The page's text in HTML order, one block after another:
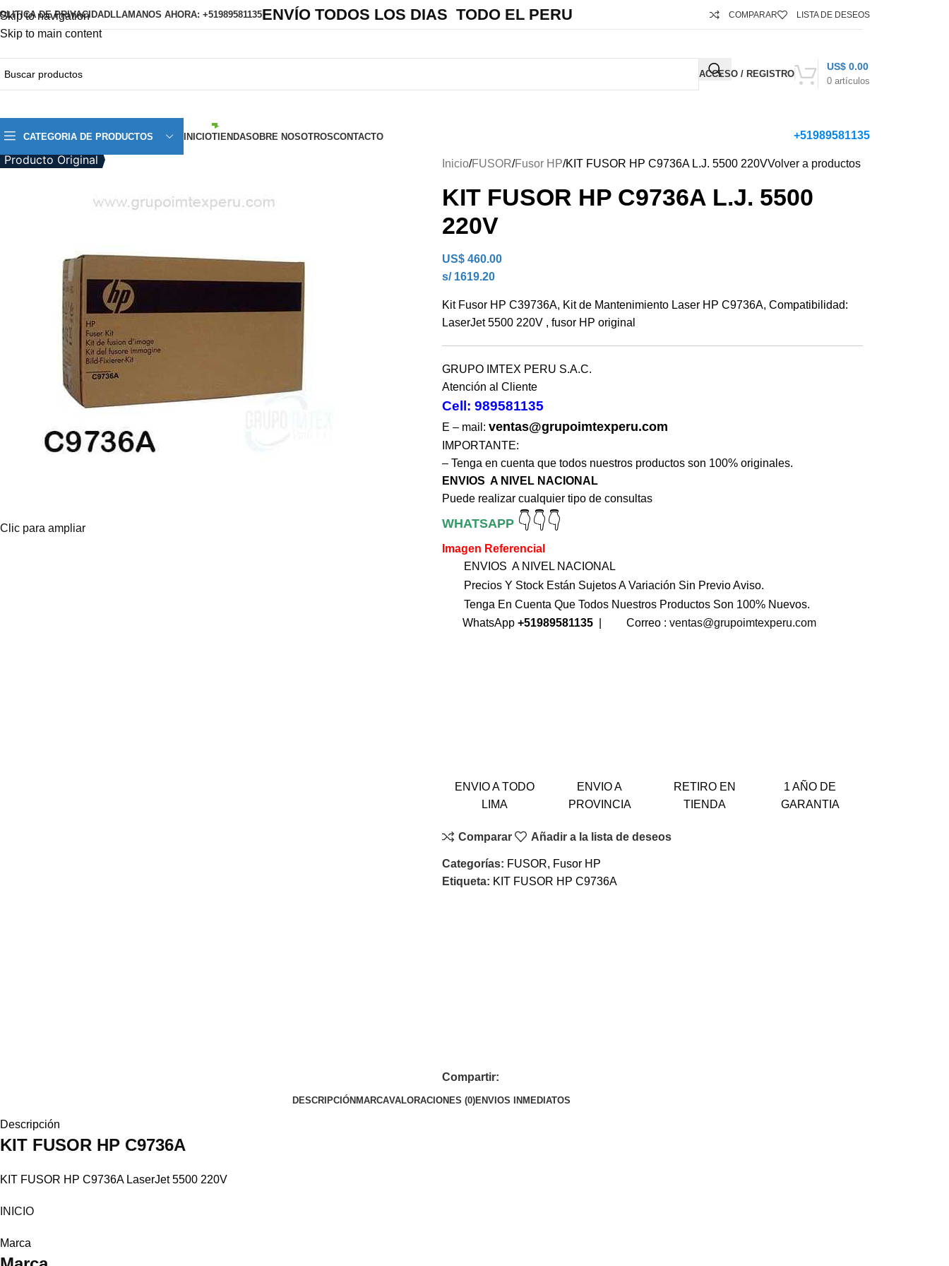
Skip to navigation
Skip to main content
DE PRIVACIDADLLAMANOS AHORA: +51989581135ENVÍO TODOS LOS DIAS TODO EL PERU COMPARAR LISTA DE DESEOS
ACCESO / REGISTRO
0 artículos
US$ 0.00
CATEGORIA DE PRODUCTOS INICIOTIENDASOBRE NOSOTROSCONTACTO +51989581135
Producto Original
Clic para ampliar
Inicio FUSOR Fusor HP KIT FUSOR HP C9736A L.J. 5500 220VVolver a productos
KIT FUSOR HP C9736A L.J. 5500
220V
US$460.00
s/ 1619.20
Kit Fusor HP C39736A, Kit de Mantenimiento Laser HP C9736A, Compatibilidad:
LaserJet 5500 220V , fusor HP original
GRUPO IMTEX PERU S.A.C.
Atención al Cliente
Cell: 989581135
E – mail: ventas@grupoimtexperu.com
IMPORTANTE:
– Tenga en cuenta que todos nuestros productos son 100% originales.
ENVIOS A NIVEL NACIONAL
Puede realizar cualquier tipo de consultas
WHATSAPP 👇👇👇
Imagen Referencial
ENVIOS A NIVEL NACIONAL
Precios Y Stock Están Sujetos A Variación Sin Previo Aviso.
Tenga En Cuenta Que Todos Nuestros Productos Son 100% Nuevos.
WhatsApp +51989581135 Correo : ventas@grupoimtexperu.com
ENVIO A TODO
LIMA
ENVIO A
PROVINCIA
RETIRO EN
TIENDA
1 AÑO DE
GARANTIA
Comparar Añadir a la lista de deseos
Categorías: FUSOR, Fusor HP
Etiqueta: KIT FUSOR HP C9736A
Compartir:
DESCRIPCIÓN MARCAVALORACIONES (0)ENVIOS INMEDIATOS
Descripción
KIT FUSOR HP C9736A
KIT FUSOR HP C9736A LaserJet 5500 220V
INICIO
Marca